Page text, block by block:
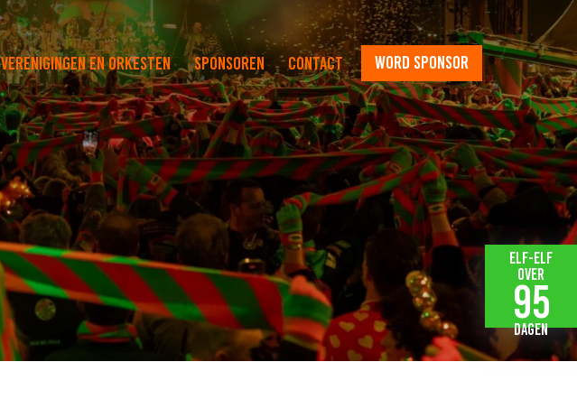
Verenigingen en orkesten Sponsoren Contact word sponsor
Elf-elf
over
95
dagen